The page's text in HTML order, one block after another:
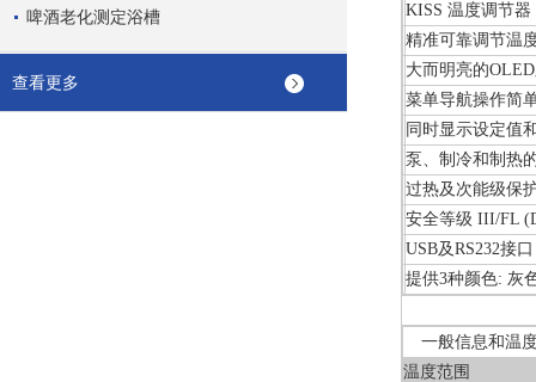
啤酒老化测定浴槽
查看更多
KISS 温度调节
精准可靠调节温
大而明亮的
菜单导航操作简
同时显示设定值
泵、制冷和制热
过热及次能级保
安全等级 III/FL
USB及RS232接
提供3种颜色: 灰
一般信息和温
温度范围